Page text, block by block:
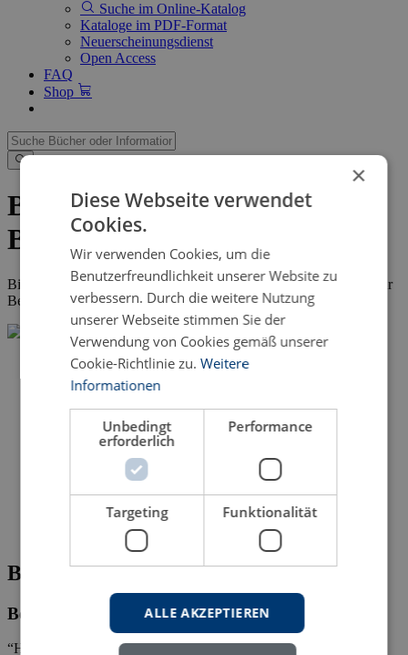
Suche im Online-Katalog
Kataloge im PDF-Format
Neuerscheinungsdienst
Open Access
FAQ
Shop
Bestellformular für den
Buchhandel
Bitte beachten Sie, dass dieses Bestellformular ausdrücklich nur für
Bestellungen durch den Buchhandel vorbehalten ist.
Bitte fehlende Angaben ergänzen
Bestellung des Titels:
“Human Dignity Shall Be Inviolable” von Fabienne Woelki
×
Diese Webseite verwendet
Cookies.
Wir verwenden Cookies, um die
Benutzerfreundlichkeit unserer Website zu
verbessern. Durch die weitere Nutzung
unserer Webseite stimmen Sie der
Verwendung von Cookies gemäß unserer
Cookie-Richtlinie zu. Weitere
Informationen
Unbedingt
erforderlich
Performance
Targeting Funktionalität
ALLE AKZEPTIEREN